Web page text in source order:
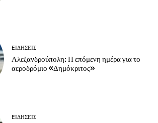
EΙΔΗΣΕΙΣ
Αλεξανδρούπολη: Η επόμενη ημέρα για το
αεροδρόμιο «Δημόκριτος»
EΙΔΗΣΕΙΣ